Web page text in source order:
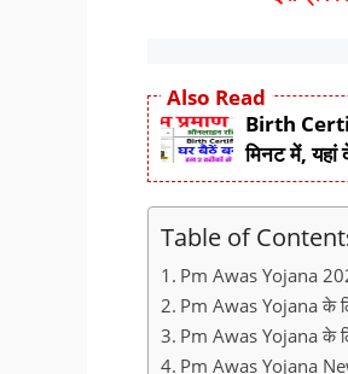
Also Read
Birth
मिनट में,
Table of
Pm Awas Yojana
Pm Awas Yojana के
Pm Awas Yojana के
Pm Awas Yojana